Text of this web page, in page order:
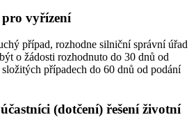
vyřízení
případ, rozhodne silniční správní úřad
o žádosti rozhodnuto do 30 dnů od
případech do 60 dnů od podání
(dotčení) řešení životní